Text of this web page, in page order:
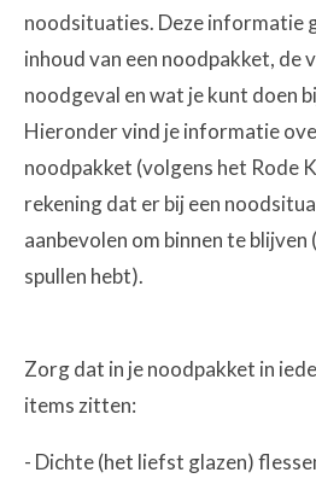
noodsituaties. Deze informatie
inhoud van een noodpakket, de
noodgeval en wat je kunt doen
Hieronder vind je informatie
noodpakket (volgens het Rode
rekening dat er bij een
aanbevolen om binnen te blijven
spullen hebt).
Zorg dat in je noodpakket in
items zitten:
- Dichte (het liefst glazen)